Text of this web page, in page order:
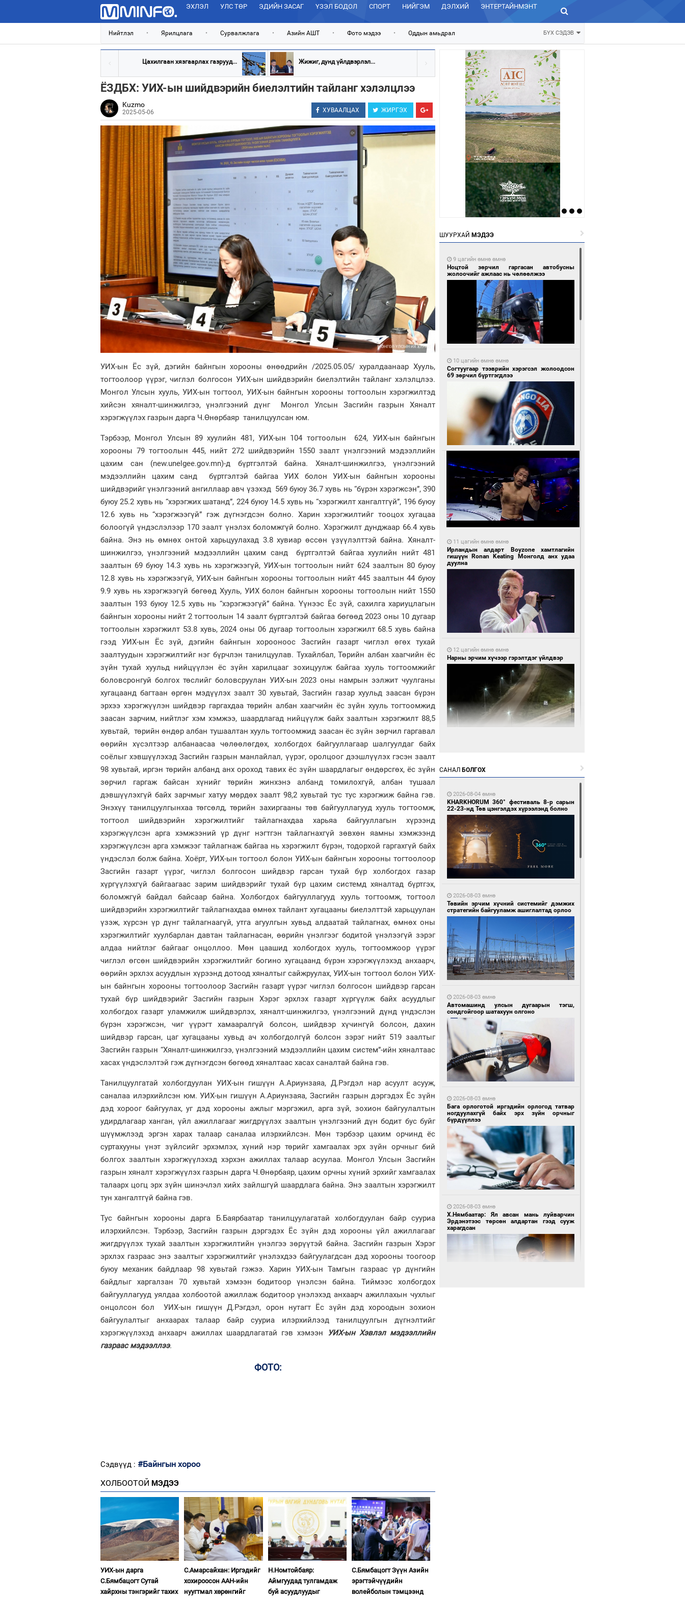
ЭХЛЭЛ УЛС ТӨР ЭДИЙН ЗАСАГ ҮЗЭЛ БОДОЛ СПОРТ НИЙГЭМ ДЭЛХИЙ ЭНТЕРТАЙНМЭНТ ЗУРХАЙ
Нийтлэл • Ярилцлага • Сурвалжлага • Азийн АШТ • Фото мэдээ • Оддын амьдрал БҮХ СЭДЭВ
Цахилгаан хязгаарлах газрууд... Жижиг, дунд үйлдвэрлэл...
ЁЗДБХ: УИХ-ын шийдвэрийн биелэлтийн тайланг хэлэлцлээ
Kuzmo
2025-05-06 ХУВААЛЦАХ ЖИРГЭХ
УИХ-ын Ёс зүй, дэгийн байнгын хорооны өнөөдрийн /2025.05.05/ хуралдаанаар Хууль,
тогтоолоор үүрэг, чиглэл болгосон УИХ-ын шийдвэрийн биелэлтийн тайланг хэлэлцлээ.
Монгол Улсын хууль, УИХ-ын тогтоол, УИХ-ын байнгын хорооны тогтоолын хэрэгжилтэд
хийсэн хяналт-шинжилгээ, үнэлгээний дүнг Монгол Улсын Засгийн газрын Хяналт
хэрэгжүүлэх газрын дарга Ч.Өнөрбаяр танилцуулсан юм.
Тэрбээр, Монгол Улсын 89 хуулийн 481, УИХ-ын 104 тогтоолын 624, УИХ-ын байнгын
хорооны 79 тогтоолын 445, нийт 272 шийдвэрийн 1550 заалт үнэлгээний мэдээллийн
цахим сан (new.unelgee.gov.mn)-д бүртгэлтэй байна. Хяналт-шинжилгээ, үнэлгээний
мэдээллийн цахим санд бүртгэлтэй байгаа УИХ болон УИХ-ын байнгын хорооны
шийдвэрийг үнэлгээний ангиллаар авч үзэхэд 569 буюу 36.7 хувь нь “бүрэн хэрэгжсэн”, 390
буюу 25.2 хувь нь “хэрэгжих шатанд”, 224 буюу 14.5 хувь нь “хэрэгжилт хангалтгүй”, 196 буюу
12.6 хувь нь “хэрэгжээгүй” гэж дүгнэгдсэн болно. Харин хэрэгжилтийг тооцох хугацаа
болоогүй үндэслэлээр 170 заалт үнэлэх боломжгүй болно. Хэрэгжилт дунджаар 66.4 хувь
байна. Энэ нь өмнөх онтой харьцуулахад 3.8 хувиар өссөн үзүүлэлттэй байна. Хяналт-
шинжилгээ, үнэлгээний мэдээллийн цахим санд бүртгэлтэй байгаа хуулийн нийт 481
заалтын 69 буюу 14.3 хувь нь хэрэгжээгүй, УИХ-ын тогтоолын нийт 624 заалтын 80 буюу
12.8 хувь нь хэрэгжээгүй, УИХ-ын байнгын хорооны тогтоолын нийт 445 заалтын 44 буюу
9.9 хувь нь хэрэгжээгүй бөгөөд Хууль, УИХ болон байнгын хорооны тогтоолын нийт 1550
заалтын 193 буюу 12.5 хувь нь “хэрэгжээгүй” байна. Үүнээс Ёс зүй, сахилга хариуцлагын
байнгын хорооны нийт 2 тогтоолын 14 заалт бүртгэлтэй байгаа бөгөөд 2023 оны 10 дугаар
тогтоолын хэрэгжилт 53.8 хувь, 2024 оны 06 дугаар тогтоолын хэрэгжилт 68.5 хувь байна
гээд УИХ-ын Ёс зүй, дэгийн байнгын хорооноос Засгийн газарт чиглэл өгөх тухай
заалтуудын хэрэгжилтийг нэг бүрчлэн танилцуулав. Тухайлбал, Төрийн албан хаагчийн ёс
зүйн тухай хуульд нийцүүлэн ёс зүйн харилцааг зохицуулж байгаа хууль тогтоомжийг
боловсронгуй болгох төслийг боловсруулан УИХ-ын 2023 оны намрын ээлжит чуулганы
хугацаанд багтаан өргөн мэдүүлэх заалт 30 хувьтай, Засгийн газар хуульд заасан бүрэн
эрхээ хэрэгжүүлэн шийдвэр гаргахдаа төрийн албан хаагчийн ёс зүйн хууль тогтоомжид
заасан зарчим, нийтлэг хэм хэмжээ, шаардлагад нийцүүлж байх заалтын хэрэгжилт 88,5
хувьтай, төрийн өндөр албан тушаалтан хууль тогтоомжид заасан ёс зүйн зөрчил гаргавал
өөрийн хүсэлтээр албанаасаа чөлөөлөгдөх, холбогдох байгууллагаар шалгуулдаг байх
соёлыг хэвшүүлэхэд Засгийн газрын манлайлал, үүрэг, оролцоог дээшлүүлэх гэсэн заалт
98 хувьтай, иргэн төрийн албанд анх ороход тавих ёс зүйн шаардлагыг өндөрсгөх, ёс зүйн
зөрчил гаргаж байсан хүнийг төрийн жинхэнэ албанд томилохгүй, албан тушаал
дэвшүүлэхгүй байх зарчмыг хатуу мөрдөх заалт 98,2 хувьтай тус тус хэрэгжиж байна гэв.
Энэхүү танилцуулгынхаа төгсөлд, төрийн захиргааны төв байгууллагууд хууль тогтоомж,
тогтоол шийдвэрийн хэрэгжилтийг тайлагнахдаа харьяа байгууллагын хүрээнд
хэрэгжүүлсэн арга хэмжээний үр дүнг нэгтгэн тайлагнахгүй зөвхөн яамны хэмжээнд
хэрэгжүүлсэн арга хэмжээг тайлагнаж байгаа нь хэрэгжилт бүрэн, тодорхой гаргахгүй байх
үндэслэл болж байна. Хоёрт, УИХ-ын тогтоол болон УИХ-ын байнгын хорооны тогтоолоор
Засгийн газарт үүрэг, чиглэл болгосон шийдвэр гарсан тухай бүр холбогдох газар
хүргүүлэхгүй байгаагаас зарим шийдвэрийг тухай бүр цахим системд хяналтад бүртгэх,
боломжгүй байдал байсаар байна. Холбогдох байгууллагууд хууль тогтоомж, тогтоол
шийдвэрийн хэрэгжилтийг тайлагнахдаа өмнөх тайлант хугацааны биелэлттэй харьцуулан
үзэж, хүрсэн үр дүнг тайлагнаагүй, утга агуулгын хувьд алдаатай тайлагнах, өмнөх оны
хэрэгжилтийг хуулбарлан давтан тайлагнасан, өөрийн үнэлгээг бодитой үнэлээгүй зэрэг
алдаа нийтлэг байгааг онцоллоо. Мөн цаашид холбогдох хууль, тогтоомжоор үүрэг
чиглэл өгсөн шийдвэрийн хэрэгжилтийг богино хугацаанд бүрэн хэрэгжүүлэхэд анхаарч,
өөрийн эрхлэх асуудлын хүрээнд дотоод хяналтыг сайжруулах, УИХ-ын тогтоол болон УИХ-
ын байнгын хорооны тогтоолоор Засгийн газарт үүрэг чиглэл болгосон шийдвэр гарсан
тухай бүр шийдвэрийг Засгийн газрын Хэрэг эрхлэх газарт хүргүүлж байх асуудлыг
холбогдох газарт уламжилж шийдвэрлэх, хяналт-шинжилгээ, үнэлгээний дүнд үндэслэн
бүрэн хэрэгжсэн, чиг үүрэгт хамааралгүй болсон, шийдвэр хүчингүй болсон, дахин
шийдвэр гарсан, цаг хугацааны хувьд ач холбогдолгүй болсон зэрэг нийт 519 заалтыг
Засгийн газрын “Хяналт-шинжилгээ, үнэлгээний мэдээллийн цахим систем”-ийн хяналтаас
хасах үндэслэлтэй гэж дүгнэгдсэн бөгөөд хяналтаас хасах саналтай байна гэв.
Танилцуулгатай холбогдуулан УИХ-ын гишүүн А.Ариунзаяа, Д.Рэгдэл нар асуулт асууж,
саналаа илэрхийлсэн юм. УИХ-ын гишүүн А.Ариунзаяа, Засгийн газрын дэргэдэх Ёс зүйн
дэд хороог байгуулах, уг дэд хорооны ажлыг мэргэжил, арга зүй, зохион байгуулалтын
удирдлагаар ханган, үйл ажиллагааг жигдрүүлэх заалтын үнэлгээний дүн бодит бус буйг
шүүмжлээд эргэн харах талаар саналаа илэрхийлсэн. Мөн тэрбээр цахим орчинд ёс
суртахууны үнэт зүйлсийг эрхэмлэх, хүний нэр төрийг хамгаалах эрх зүйн орчныг бий
болгох заалтын хэрэгжүүлэхэд хэрхэн ажиллах талаар асуулаа. Монгол Улсын Засгийн
газрын хяналт хэрэгжүүлэх газрын дарга Ч.Өнөрбаяр, цахим орчны хүний эрхийг хамгаалах
талаарх цогц эрх зүйн шинэчлэл хийх зайлшгүй шаардлага байна. Энэ заалтын хэрэгжилт
тун хангалтгүй байна гэв.
Тус байнгын хорооны дарга Б.Баярбаатар танилцуулагатай холбогдуулан байр сууриа
илэрхийлсэн. Тэрбээр, Засгийн газрын дэргэдэх Ёс зүйн дэд хорооны үйл ажиллагааг
жигдрүүлэх тухай заалтын хэрэгжилтийн үнэлгээ зөрүүтэй байна. Засгийн газрын Хэрэг
эрхлэх газраас энэ заалтыг хэрэгжилтийг үнэлэхдээ байгуулагдсан дэд хорооны тоогоор
буюу механик байдлаар 98 хувьтай гэжээ. Харин УИХ-ын Тамгын газраас үр дүнгийн
байдлыг харгалзан 70 хувьтай хэмээн бодитоор үнэлсэн байна. Тиймээс холбогдох
байгууллагууд уялдаа холбоотой ажиллаж бодитоор үнэлэхэд анхаарч ажиллахын чухлыг
онцолсон бол УИХ-ын гишүүн Д.Рэгдэл, орон нутагт Ёс зүйн дэд хороодын зохион
байгуулалтыг анхаарах талаар байр сууриа илэрхийлээд танилцуулгын дүгнэлтийг
хэрэгжүүлэхэд анхаарч ажиллах шаардлагатай гэв хэмээн
УИХ-ын Хэвлэл мэдээллийн
газраас мэдээллээ.
ФОТО:
Сэдвүүд : #Байнгын хороо
ХОЛБООТОЙ МЭДЭЭ
УИХ-ын дарга
С.Бямбацогт Сутай
хайрхны тэнгэрийг тахих
С.Амарсайхан: Иргэдийг
хохироосон ААН-ийн
нуугтмал хөрөнгийг
Н.Номтойбаяр:
Аймгуудад тулгамдаж
буй асуудлуудыг
С.Бямбацогт Зүүн Азийн
эрэгтэйчүүдийн
волейболын тэмцээнд
ШУУРХАЙ МЭДЭЭ
9 цагийн өмнө өмнө
Ноцтой зөрчил гаргасан автобусны
жолоочийг ажлаас нь чөлөөлжээ
10 цагийн өмнө өмнө
Согтуугаар тээврийн хэрэгсэл жолоодсон
69 зөрчил бүртгэгдлээ
11 цагийн өмнө өмнө
Ирландын алдарт Boyzone хамтлагийн
гишүүн Ronan Keating Монголд анх удаа
дуулна
12 цагийн өмнө өмнө
Нарны эрчим хүчээр гэрэлтдэг үйлдвэр
13 цагийн өмнө өмнө
Өнөөдөр сондгой тоогоор төгссөн улсын
дугаартай автомашинтай иргэдэд шатахуун
олгоно
13 цагийн өмнө өмнө
УИХ-ын дарга С.Бямбацогт Сутай хайрхны
тэнгэрийг тахих тахилгад оролцлоо
13 цагийн өмнө өмнө
Зургаан цагаан мэнгэтэй харагчин үхэр
өдөр
13 цагийн өмнө өмнө
Бороо орохгүй, өдөртөө 28-30 хэм дулаан
байна
САНАЛ БОЛГОХ
2026-08-04 өмнө
KHARKHORUM 360° фестиваль 8-р сарын
22-23-нд Төв цэнгэлдэх хүрээлэнд болно
2026-08-03 өмнө
Төвийн эрчим хүчний системийг дэмжих
стратегийн байгууламж ашиглалтад орлоо
2026-08-03 өмнө
Автомашинд улсын дугаарын тэгш,
сондгойгоор шатахуун олгоно
2026-08-03 өмнө
Бага орлоготой иргэдийн орлогод татвар
ногдуулахгүй байх эрх зүйн орчныг
бүрдүүллээ
2026-08-03 өмнө
Х.Нямбаатар: Ял авсан мань луйварчин
Эрдэнэтээс төрсөн алдартан гээд сууж
харагдсан